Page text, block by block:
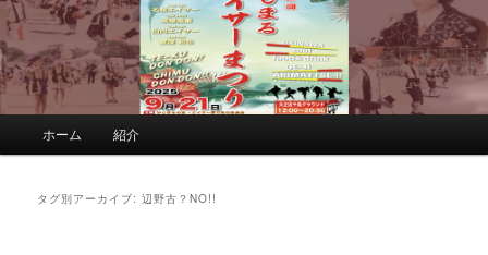
メインコンテンツへ移動
サブコンテンツへ移動
ホーム 紹介
タグ別アーカイブ:辺野古？NO!!